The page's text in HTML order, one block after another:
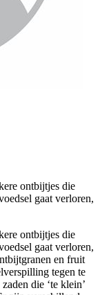
ontbijtjes die
gaat verloren,
ontbijtjes die
gaat verloren,
en fruit
tegen te
die ‘te klein’